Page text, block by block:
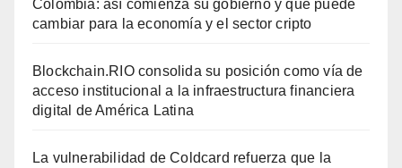
Colombia: así comienza su gobierno y qué puede
cambiar para la economía y el sector cripto
Blockchain.RIO consolida su posición como vía de
acceso institucional a la infraestructura financiera
digital de América Latina
La vulnerabilidad de Coldcard refuerza que la